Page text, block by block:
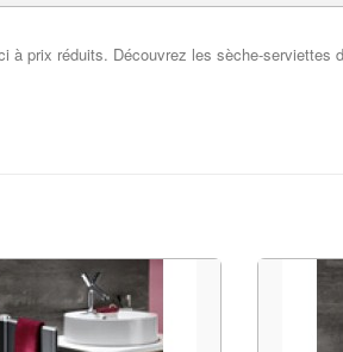
prix réduits. Découvrez les sèche-serviettes